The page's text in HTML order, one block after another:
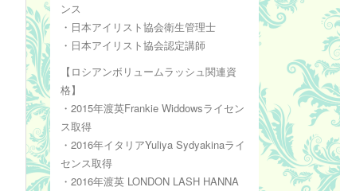
ンス
・日本アイリスト協会衛生管理士
・日本アイリスト協会認定講師
【ロシアンボリュームラッシュ関連資
格】
・2015年渡英Frankie Widdowsライセン
ス取得
・2016年イタリアYuliya Sydyakinaライ
センス取得
・2016年渡英 LONDON LASH HANNA